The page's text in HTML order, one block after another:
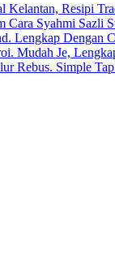
Resipi
Syahmi Sazli
Lengkap Dengan
Mudah Je,
Rebus. Simple